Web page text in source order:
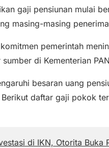
gaji pensiunan mulai
masing-masing
pemerintah
di Kementerian
besaran uang
daftar gaji pokok
di IKN, Otorita Buka